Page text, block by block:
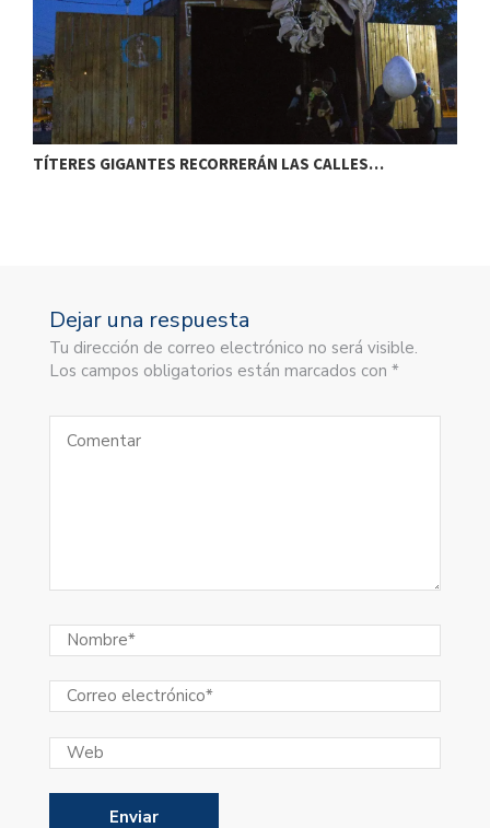
TÍTERES GIGANTES RECORRERÁN LAS CALLES…
Dejar una respuesta
Tu dirección de correo electrónico no será visible.
Los campos obligatorios están marcados con *